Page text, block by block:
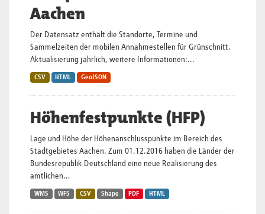
Aachen
Der Datensatz enthält die Standorte, Termine und
Sammelzeiten der mobilen Annahmestellen für Grünschnitt.
Aktualisierung jährlich, weitere Informationen:...
CSV HTML GeoJSON
Höhenfestpunkte (HFP)
Lage und Höhe der Höhenanschlusspunkte im Bereich des
Stadtgebietes Aachen. Zum 01.12.2016 haben die Länder der
Bundesrepublik Deutschland eine neue Realisierung des
amtlichen...
WMS WFS CSV Shape PDF HTML